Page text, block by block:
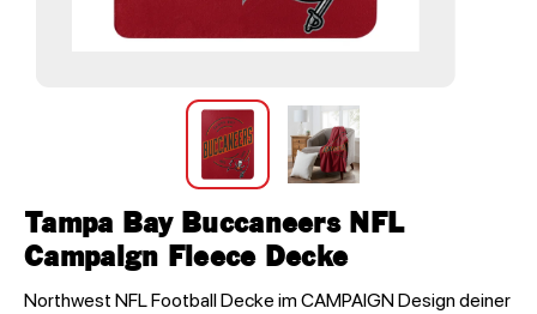
Tampa Bay Buccaneers NFL
Campaign Fleece Decke
Northwest NFL Football Decke im CAMPAIGN Design deiner